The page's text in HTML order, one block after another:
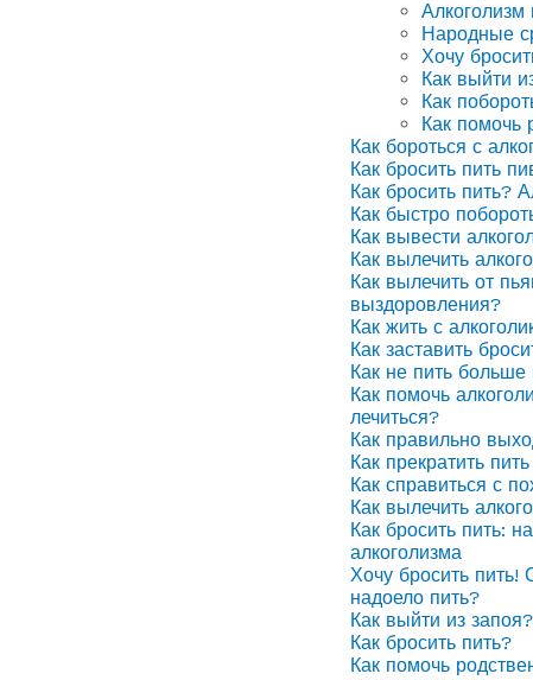
Народные
Хочу
Как выйти
Как
Как помочь
Как бороться с
Как бросить пить
Как бросить пить?
Как быстро
Как вывести
Как вылечить
Как вылечить от
выздоровления?
Как жить с
Как заставить
Как не пить больше
Как помочь
лечиться?
Как правильно
Как прекратить
Как справиться с
Как вылечить
Как бросить пить:
алкоголизма
Хочу бросить пить!
надоело пить?
Как выйти из запоя?
Как бросить пить?
Как помочь